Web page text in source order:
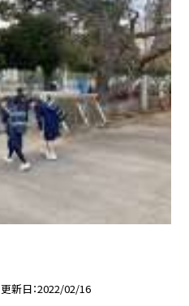
更新日 2022/02/16